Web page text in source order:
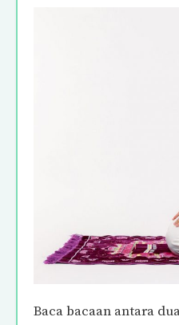
Baca bacaan antara